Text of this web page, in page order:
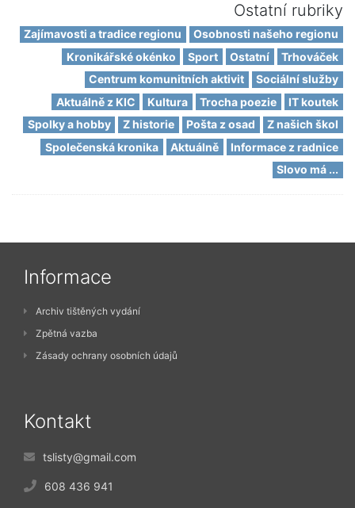
Ostatní rubriky
Zajímavosti a tradice regionu
Osobnosti našeho regionu
Kronikářské okénko
Sport Ostatní
Trhováček
Centrum komunitních aktivit
Sociální služby
Aktuálně z KIC
Kultura Trocha poezie
IT koutek
Spolky a hobby
Z historie Pošta z osad
Z našich škol
Společenská kronika
Aktuálně
Informace z radnice
Slovo má ...
Informace
Archiv tištěných vydání
Zpětná vazba
Zásady ochrany osobních údajů
Kontakt
tslisty@gmail.com
608 436 941